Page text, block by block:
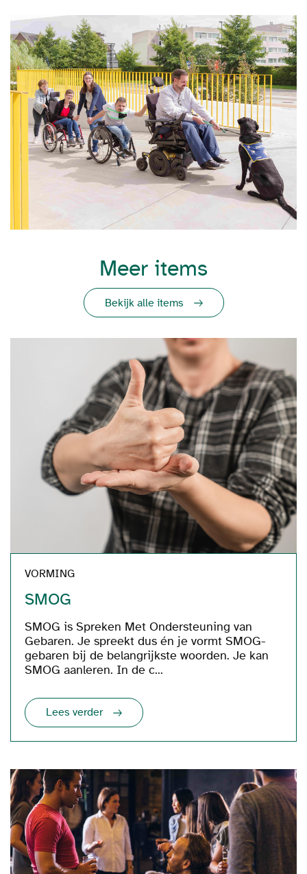
Meer items
Bekijk alle items
VORMING
SMOG
SMOG is Spreken Met Ondersteuning van
Gebaren. Je spreekt dus én je vormt SMOG-
gebaren bij de belangrijkste woorden. Je kan
SMOG aanleren. In de c...
Lees verder